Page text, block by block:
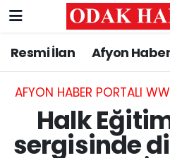
Resmi İlan Afyon
AFYON HABER PORTALI
Halk
sergisinde
AFYONKARAHİSAR
Resmi İlan
ASAYİŞ
Nöbetçi Eczaneler
Hava Durumu
Trafik Durumu